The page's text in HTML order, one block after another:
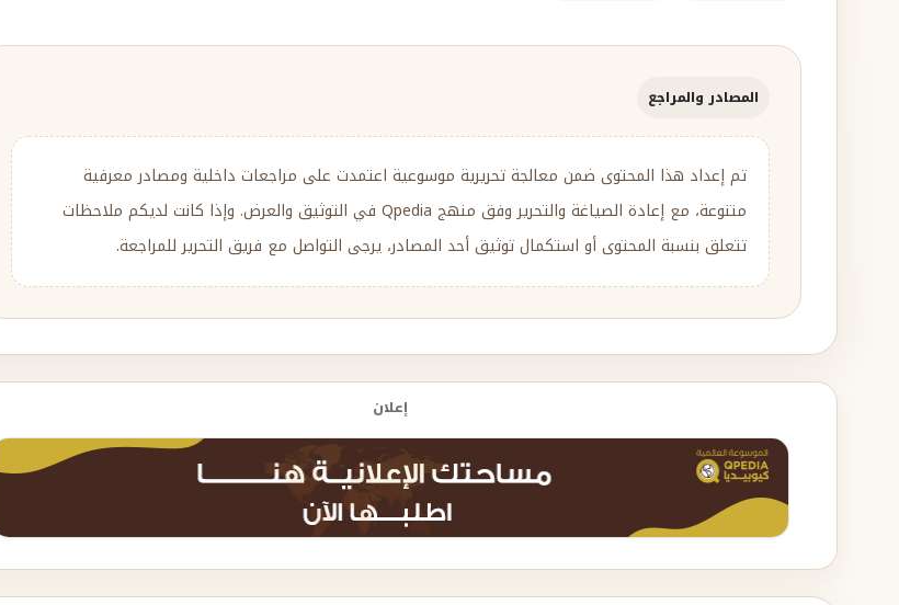
المصادر والمراجع
تم إعداد هذا المحتوى ضمن معالجة تحريرية موسوعية اعتمدت على مراجعات داخلية ومصادر معرفية
متنوعة، مع إعادة الصياغة والتحرير وفق منهج Qpedia في التوثيق والعرض. وإذا كانت لديكم ملاحظات
تتعلق بنسبة المحتوى أو استكمال توثيق أحد المصادر، يرجى التواصل مع فريق التحرير للمراجعة.
إعلان